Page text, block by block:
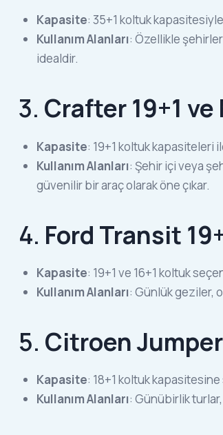
Kapasite: 35+1 koltuk
Kullanım Alanları: Özellikle
idealdir.
3. Crafter 19+1
Kapasite: 19+1 koltuk kapasiteleri
Kullanım Alanları: Şehir içi veya
güvenilir bir araç olarak öne çıkar.
4. Ford Transit
Kapasite: 19+1 ve 16+1 koltuk
Kullanım Alanları: Günlük geziler,
5. Citroen Jumper
Kapasite: 18+1 koltuk
Kullanım Alanları: Günübirlik